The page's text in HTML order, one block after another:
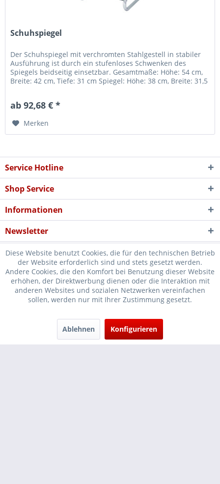
Schuhspiegel
Der Schuhspiegel mit verchromten Stahlgestell in stabiler
Ausführung ist durch ein stufenloses Schwenken des
Spiegels beidseitig einsetzbar. Gesamtmaße: Höhe: 54 cm,
Breite: 42 cm, Tiefe: 31 cm Spiegel: Höhe: 38 cm, Breite: 31,5
ab 92,68 € *
Merken
Service Hotline
Shop Service
Informationen
Newsletter
* Verkauf nur an Unternehmer, Gewerbetreibende, Freiberufler und
öffentliche Institutionen, daher verstehen sich alle Preise zzgl.
nicht anders beschrieben
Diese Website benutzt Cookies, die für den technischen Betrieb
der Website erforderlich sind und stets gesetzt werden.
Andere Cookies, die den Komfort bei Benutzung dieser Website
erhöhen, der Direktwerbung dienen oder die Interaktion mit
anderen Websites und sozialen Netzwerken vereinfachen
sollen, werden nur mit Ihrer Zustimmung gesetzt.
Ablehnen Konfigurieren